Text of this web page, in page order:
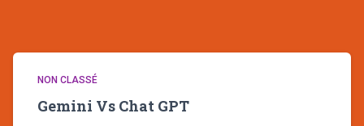
NON CLASSÉ
Gemini Vs Chat GPT